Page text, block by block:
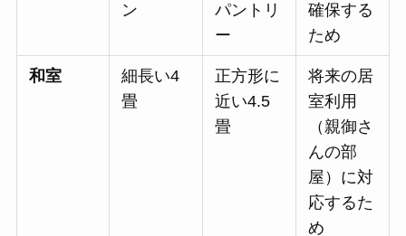
ン
パントリ
ー
確保する
ため
和室
細長い4
畳
正方形に
近い4.5
畳
将来の居
室利用
（親御さ
んの部
屋）に対
応するた
め